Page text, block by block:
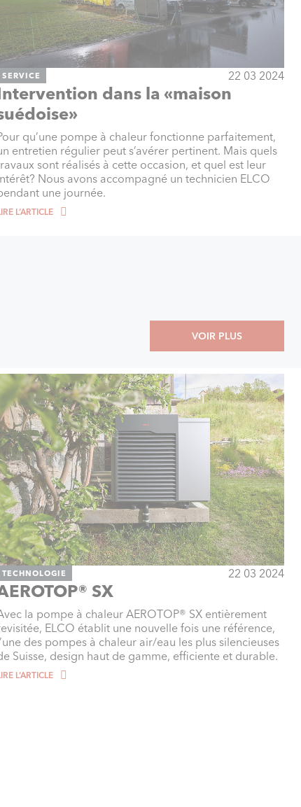
SERVICE 22 03 2024
dans la «maison
qu’une pompe à chaleur fonctionne parfaitement,
entretien régulier peut s’avérer pertinent. Mais quels
sont réalisés à cette occasion, et quel est leur
Nous avons accompagné un technicien ELCO
une journée.
L‘ARTICLE
VOIR PLUS
TECHNOLOGIE 22 03 2024
SX
la pompe à chaleur AEROTOP® SX entièrement
ELCO établit une nouvelle fois une référence,
des pompes à chaleur air/eau les plus silencieuses
Suisse, design haut de gamme, efficiente et durable.
L‘ARTICLE